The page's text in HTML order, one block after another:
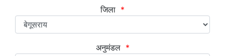
जिला *
अनुमंडल *